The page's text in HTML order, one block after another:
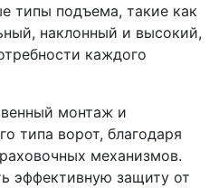
типы подъема, такие как
наклонный и высокий,
каждого
монтаж и
типа ворот, благодаря
механизмов.
эффективную защиту от